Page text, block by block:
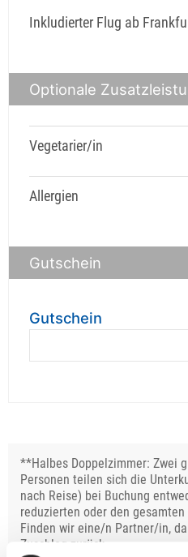
Inkludierter Flug ab
Optionale
Vegetarier/in
Allergien
Gutschein
Gutschein
**Halbes Doppelzimmer: Zwei
Personen teilen sich die
nach Reise) bei Buchung
reduzierten oder den
Finden wir eine/n Partner/in,
Zuschlag zurück.